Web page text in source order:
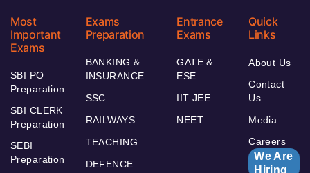
Most
Important
Exams
SBI PO
Preparation
SBI CLERK
Preparation
SEBI
Preparation
Exams
Preparation
BANKING &
INSURANCE
SSC
RAILWAYS
TEACHING
DEFENCE
Entrance
Exams
GATE &
ESE
IIT JEE
NEET
Quick
Links
About Us
Contact
Us
Media
Careers
We Are
Hiring